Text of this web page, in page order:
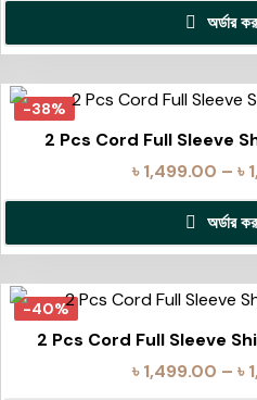
অর্ডার
-38%
2 Pcs Cord Full Sleeve
৳1,499.00 – ৳
অর্ডার
-40%
2 Pcs Cord Full Sleeve
৳1,499.00 – ৳